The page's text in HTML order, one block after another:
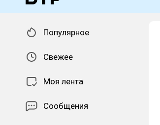
Популярное
Свежее
Моя лента
Сообщения